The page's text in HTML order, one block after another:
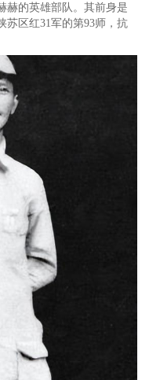
赫的英雄部队。其前身是
苏区红31军的第93师，抗